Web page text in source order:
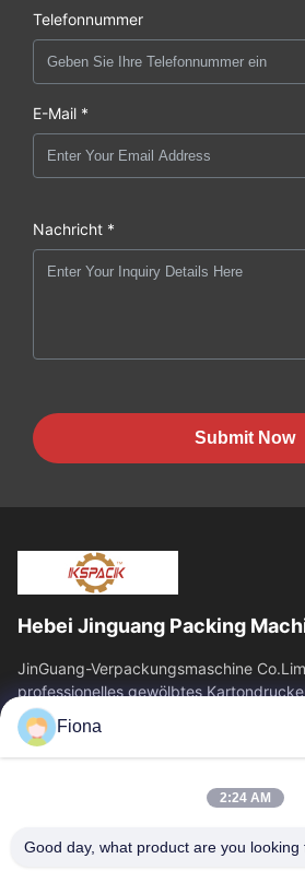
Telefonnummer
E-Mail *
Nachricht *
Submit Now
Hebei Jinguang Packing
JinGuang-Verpackungsmaschine
professionelles gewölbtes
Verbindung stehende Maschinerie für...
Quicklinks
Qualitätskontrolle
Treten
Fiona
2:24 AM
Good day, what product are you looking